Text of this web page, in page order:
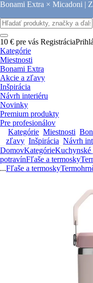
Bonami Extra × Micadoni |
10 € pre vás Registrácia
Kategórie
Miestnosti
Bonami Extra
Akcie a zľavy
Inšpirácia
Návrh interiéru
Novinky
Premium produkty
Pre profesionálov
Kategórie Miestnosti
zľavy Inšpirácia Návrh
DomovKategórieKuchynské
potravínFľaše a termosky
...Fľaše a termosky